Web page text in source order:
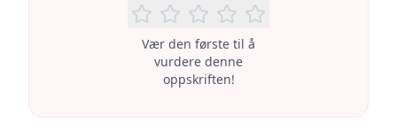
Vær den første til å
vurdere denne
oppskriften!